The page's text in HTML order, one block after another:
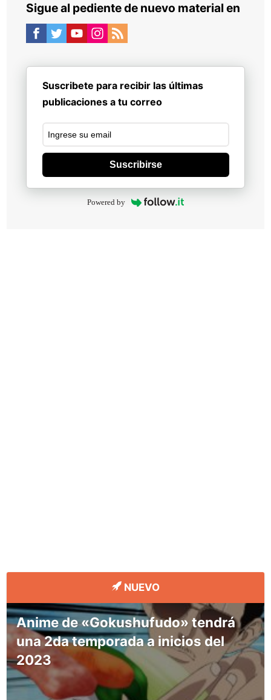
Sigue al pediente de nuevo material en
Suscribete para recibir las últimas
publicaciones a tu correo
Suscribirse
Powered by
NUEVO
Anime de «Gokushufudo» tendrá
una 2da temporada a inicios del
2023